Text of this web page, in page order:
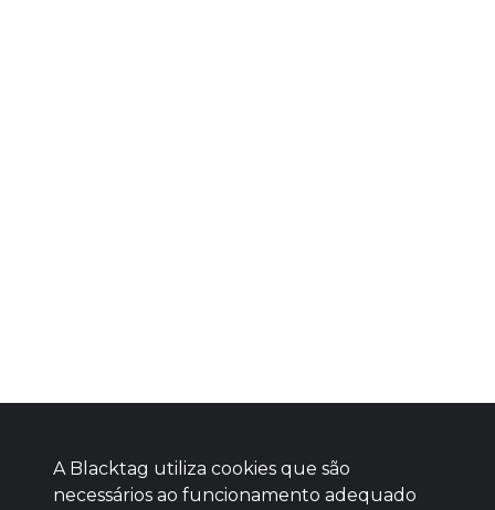
A Blacktag utiliza cookies que são
necessários ao funcionamento adequado